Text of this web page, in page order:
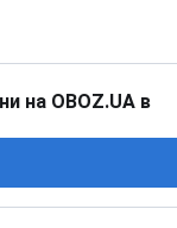
на OBOZ.UA в